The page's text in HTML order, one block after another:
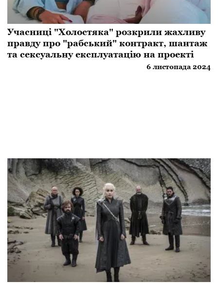
Учасниці "Холостяка" розкрили жахливу
правду про "рабський" контракт, шантаж
та сексуальну експлуатацію на проекті
6 листопада 2024